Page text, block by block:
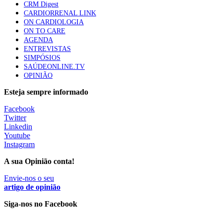
Trodelvy aprovado para primeira linha no cancro da
mama triplo negativo metastático em doentes não
elegíveis para inibidores PD-(L)1
61 visualizações
MAIS NOTÍCIAS
Quase 11.900 jovens recorreram aos cheques psicólogo e
nutricionista no primeiro mês
7 Ago, 2026
ULS de Coimbra estreia cirurgia endoscópica do ouvido com
apoio robótico em Portugal
7 Ago, 2026|0 Comments
CRM Digest
CARDIORRENAL LINK
ON CARDIOLOGIA
ON TO CARE
AGENDA
ENTREVISTAS
SIMPÓSIOS
SAÚDEONLINE.TV
OPINIÃO
Esteja sempre informado
Facebook
Twitter
Linkedin
Youtube
Instagram
A sua Opinião conta!
Envie-nos o seu
artigo de opinião
Siga-nos no Facebook